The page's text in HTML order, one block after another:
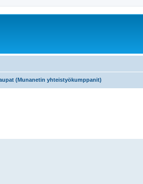
(Munanetin yhteistyökumppanit)